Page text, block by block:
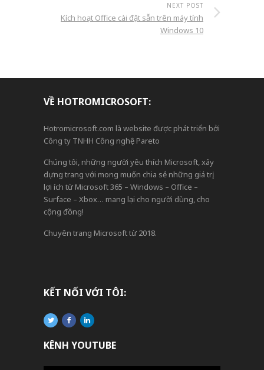
NEXT POST
Kích hoạt Office cài đặt sẵn trên máy tính
Windows 10
VỀ HOTROMICROSOFT:
Hotromicrosoft.com là website được phát triển bởi
Công ty TNHH Công nghệ Pareto
Chúng tôi, những người yêu thích Microsoft, xây
dựng trang với mong muốn chia sẻ những giá trị,
lợi ích từ Microsoft 365 – Windows – Office –
Surface – Xbox… mang lại cho người dùng, cho
cộng đồng!
Chuyên trang Microsoft từ 2018.
KẾT NỐI VỚI TÔI:
KÊNH YOUTUBE